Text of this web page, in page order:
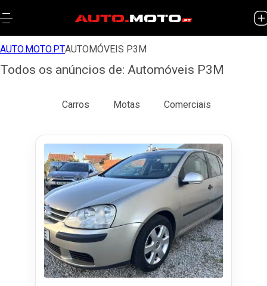
AUTO.MOTO.PTAUTOMÓVEIS P3M
Todos os anúncios de: Automóveis P3M
Carros Motas Comerciais